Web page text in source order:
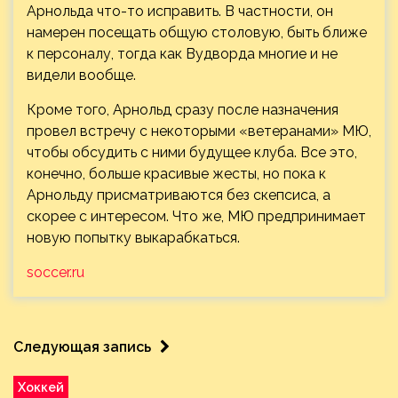
Арнольда что-то исправить. В частности, он
намерен посещать общую столовую, быть ближе
к персоналу, тогда как Вудворда многие и не
видели вообще.
Кроме того, Арнольд сразу после назначения
провел встречу с некоторыми «ветеранами» МЮ,
чтобы обсудить с ними будущее клуба. Все это,
конечно, больше красивые жесты, но пока к
Арнольду присматриваются без скепсиса, а
скорее с интересом. Что же, МЮ предпринимает
новую попытку выкарабкаться.
soccer.ru
Следующая запись
Хоккей